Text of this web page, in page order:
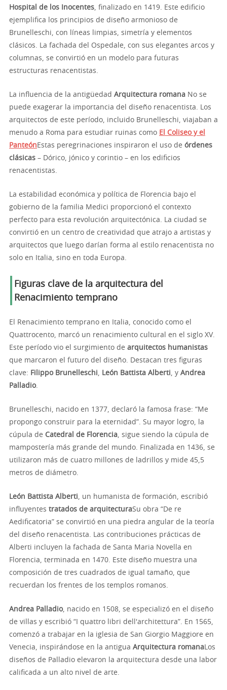
Hospital de los Inocentes, finalizado en 1419. Este edificio
ejemplifica los principios de diseño armonioso de
Brunelleschi, con líneas limpias, simetría y elementos
clásicos. La fachada del Ospedale, con sus elegantes arcos y
columnas, se convirtió en un modelo para futuras
estructuras renacentistas.
La influencia de la antigüedad Arquitectura romana No se
puede exagerar la importancia del diseño renacentista. Los
arquitectos de este período, incluido Brunelleschi, viajaban a
menudo a Roma para estudiar ruinas como El Coliseo y el
Panteón Estas peregrinaciones inspiraron el uso de órdenes
clásicas – Dórico, jónico y corintio – en los edificios
renacentistas.
La estabilidad económica y política de Florencia bajo el
gobierno de la familia Medici proporcionó el contexto
perfecto para esta revolución arquitectónica. La ciudad se
convirtió en un centro de creatividad que atrajo a artistas y
arquitectos que luego darían forma al estilo renacentista no
solo en Italia, sino en toda Europa.
Figuras clave de la arquitectura del
Renacimiento temprano
El Renacimiento temprano en Italia, conocido como el
Quattrocento, marcó un renacimiento cultural en el siglo XV.
Este período vio el surgimiento de arquitectos humanistas
que marcaron el futuro del diseño. Destacan tres figuras
clave: Filippo Brunelleschi, León Battista Alberti, y Andrea
Palladio.
Brunelleschi, nacido en 1377, declaró la famosa frase: “Me
propongo construir para la eternidad”. Su mayor logro, la
cúpula de Catedral de Florencia, sigue siendo la cúpula de
mampostería más grande del mundo. Finalizada en 1436, se
utilizaron más de cuatro millones de ladrillos y mide 45,5
metros de diámetro.
León Battista Alberti, un humanista de formación, escribió
influyentes tratados de arquitecturaSu obra “De re
Aedificatoria” se convirtió en una piedra angular de la teoría
del diseño renacentista. Las contribuciones prácticas de
Alberti incluyen la fachada de Santa Maria Novella en
Florencia, terminada en 1470. Este diseño muestra una
composición de tres cuadrados de igual tamaño, que
recuerdan los frentes de los templos romanos.
Andrea Palladio, nacido en 1508, se especializó en el diseño
de villas y escribió “I quattro libri dell'architettura”. En 1565,
comenzó a trabajar en la iglesia de San Giorgio Maggiore en
Venecia, inspirándose en la antigua Arquitectura romanaLos
diseños de Palladio elevaron la arquitectura desde una labor
calificada a un alto nivel de arte.